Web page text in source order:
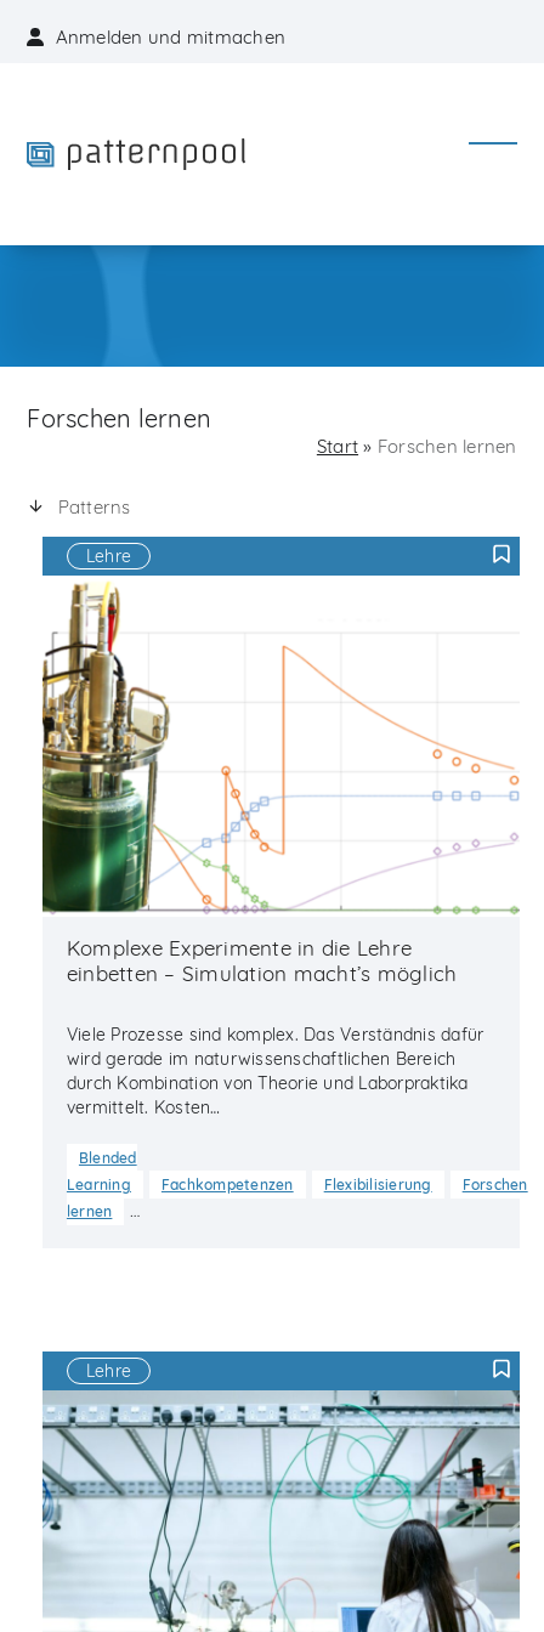
Anmelden und mitmachen
menu
menu
Forschen lernen
Start » Forschen lernen
Patterns
Lehre
F
Komplexe Experimente in die Lehre
einbetten – Simulation macht’s möglich
Viele Prozesse sind komplex. Das Verständnis dafür
wird gerade im naturwissenschaftlichen Bereich
durch Kombination von Theorie und Laborpraktika
vermittelt. Kosten…
Blended
Learning
Fachkompetenzen Flexibilisierung
Forschen
lernen
Lehre
F